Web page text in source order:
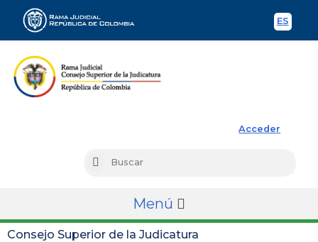
ES
Acceder
Buscar
Menú
Consejo Superior de la Judicatura